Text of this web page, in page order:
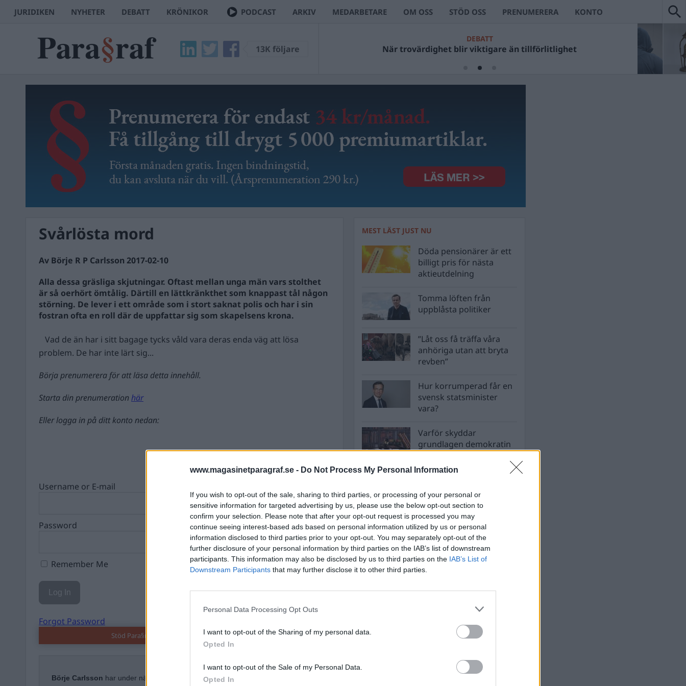
www.magasinetparagraf.se - Do Not Process My Personal Information
If you wish to opt-out of the sale, sharing to third parties, or processing of your personal or
sensitive information for targeted advertising by us, please use the below opt-out section to
confirm your selection. Please note that after your opt-out request is processed you may
continue seeing interest-based ads based on personal information utilized by us or personal
information disclosed to third parties prior to your opt-out. You may separately opt-out of the
further disclosure of your personal information by third parties on the IAB’s list of downstream
participants. This information may also be disclosed by us to third parties on the IAB’s List of
Downstream Participants that may further disclose it to other third parties.
Personal Data Processing Opt Outs
I want to opt-out of the Sharing of my personal data.
Opted In
I want to opt-out of the Sale of my Personal Data.
Opted In
JURIDIKEN NYHETER DEBATT KRÖNIKOR PODCAST ARKIV MEDARBETARE OM OSS STÖD OSS PRENUMERERA KONTO
13K följare
DEBATT
När trovärdighet blir viktigare än tillförlitlighet
Svårlösta mord
Av Börje R P Carlsson 2017-02-10
Alla dessa gräsliga skjutningar. Oftast mellan unga män vars stolthet
är så oerhört ömtålig. Därtill en lättkränkthet som knappast tål någon
störning. De lever i ett område som i stort saknat polis och har i sin
fostran ofta en roll där de uppfattar sig som skapelsens krona.
Vad de än har i sitt bagage tycks våld vara deras enda väg att lösa
problem. De har inte lärt sig...
Börja prenumerera för att läsa detta innehåll.
Starta din prenumerationhär
Eller logga in på ditt konto nedan:
Username or E-mail
Password
Remember Me
Forgot Password
Stöd Para§rafs bevakning av högerextremismen
Börje Carlsson har under nästan hela sin tid inom kriminalpolisen arbetat med
MEST LÄST JUST NU
Döda pensionärer är ett
billigt pris för nästa
aktieutdelning
Tomma löften från
uppblåsta politiker
”Låt oss få träffa våra
anhöriga utan att bryta
revben”
Hur korrumperad får en
svensk statsminister
vara?
Varför skyddar
grundlagen demokratin
STÖD OSS
Stöd Para§raf – magasinet som hatas av
högertrollen
PRENUMERERA PÅ PARA§RAFS NYHETSBREV
Brottslighet
Börje